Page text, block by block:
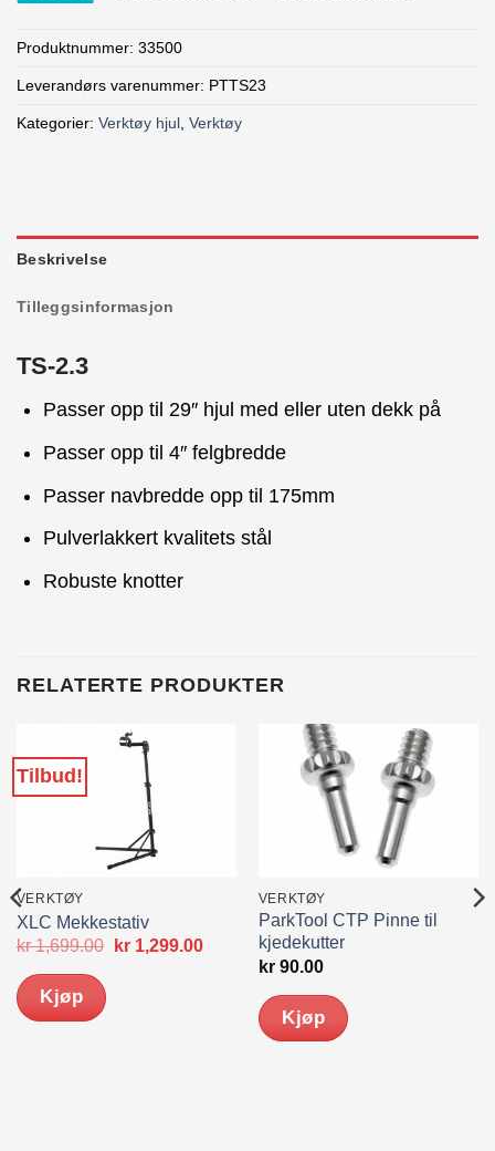
Produktnummer: 33500
Leverandørs varenummer: PTTS23
Kategorier: Verktøy hjul, Verktøy
Beskrivelse
Tilleggsinformasjon
TS-2.3
Passer opp til 29″ hjul med eller uten dekk på
Passer opp til 4″ felgbredde
Passer navbredde opp til 175mm
Pulverlakkert kvalitets stål
Robuste knotter
RELATERTE PRODUKTER
Tilbud!
VERKTØY
XLC Mekkestativ
kr1,699.00
Opprinnelig
kr1,299.00Nåværende
kr 1,299.00.
Kjøp
VERKTØY
ParkTool CTP Pinne til
kjedekutter
kr90.00
Kjøp